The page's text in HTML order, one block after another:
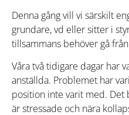
Denna gång vill vi särskilt
grundare, vd eller sitter i
tillsammans behöver gå
Våra två tidigare dagar har
anställda. Problemet har
position inte varit med. Det
är stressade och nära